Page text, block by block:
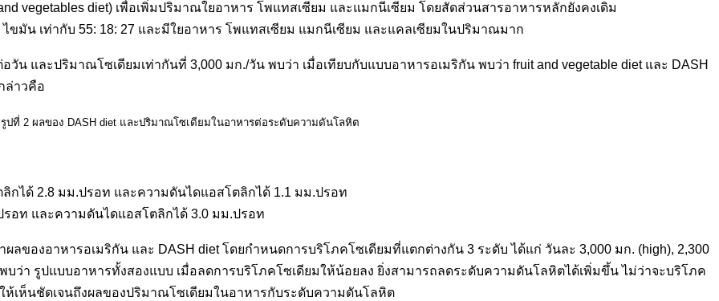
vegetables diet) เพื่อเพิ่มปริมาณใยอาหาร โพแทสเซียม และแมกนีเซียม โดยสัดส่วนสารอาหารหลักยังคงเดิม
ขมัน เท่ากับ 55: 18: 27 และมีใยอาหาร โพแทสเซียม แมกนีเซียม และแคลเซียมในปริมาณมาก
น และปริมาณโซเดียมเท่ากันที่ 3,000 มก./วัน พบว่า เมื่อเทียบกับแบบอาหารอเมริกัน พบว่า fruit and vegetable diet และ DASH
ล่าวคือ
รูปที่ 2 ผลของ DASH diet และปริมาณโซเดียมในอาหารต่อระดับความดันโลหิต
กได้ 2.8 มม.ปรอท และความดันไดแอสโตลิกได้ 1.1 มม.ปรอท
อท และความดันไดแอสโตลิกได้ 3.0 มม.ปรอท
ของอาหารอเมริกัน และ DASH diet โดยกำหนดการบริโภคโซเดียมที่แตกต่างกัน 3 ระดับ ได้แก่ วันละ 3,000 มก. (high), 2,300
บว่า รูปแบบอาหารทั้งสองแบบ เมื่อลดการบริโภคโซเดียมให้น้อยลง ยิ่งสามารถลดระดับความดันโลหิตได้เพิ่มขึ้น ไม่ว่าจะบริโภค
ห้เห็นชัดเจนถึงผลของปริมาณโซเดียมในอาหารกับระดับความดันโลหิต